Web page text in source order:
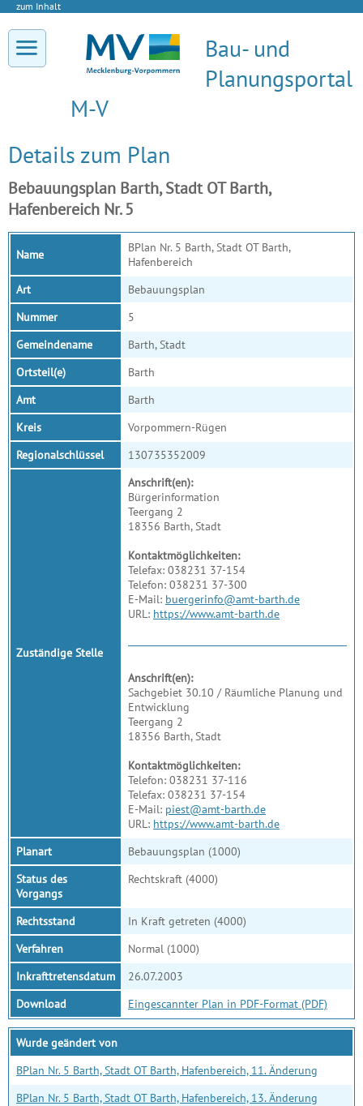
zum Inhalt
Bau- und
Planungsportal
M-V
Details zum Plan
Bebauungsplan Barth, Stadt OT Barth,
Hafenbereich Nr. 5
Name
BPlan Nr. 5 Barth, Stadt OT Barth,
Hafenbereich
Art
Bebauungsplan
Nummer
5
Gemeindename
Barth, Stadt
Ortsteil(e)
Barth
Amt
Barth
Kreis
Vorpommern-Rügen
Regionalschlüssel
130735352009
Zuständige Stelle
Anschrift(en):
Bürgerinformation
Teergang 2
18356 Barth, Stadt
Kontaktmöglichkeiten:
Telefax: 038231 37-154
Telefon: 038231 37-300
E-Mail: buergerinfo@amt-barth.de
URL: https://www.amt-barth.de
Anschrift(en):
Sachgebiet 30.10 / Räumliche Planung und
Entwicklung
Teergang 2
18356 Barth, Stadt
Kontaktmöglichkeiten:
Telefon: 038231 37-116
Telefax: 038231 37-154
E-Mail: piest@amt-barth.de
URL: https://www.amt-barth.de
Planart
Bebauungsplan (1000)
Status des
Vorgangs
Rechtskraft (4000)
Rechtsstand
In Kraft getreten (4000)
Verfahren
Normal (1000)
Inkrafttretensdatum
26.07.2003
Download
Eingescannter Plan in PDF-Format (PDF)
Wurde geändert von
BPlan Nr. 5 Barth, Stadt OT Barth, Hafenbereich, 11. Änderung
BPlan Nr. 5 Barth, Stadt OT Barth, Hafenbereich, 13. Änderung